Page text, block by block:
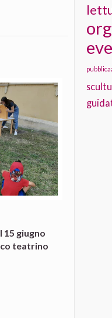
15 giugno
teatrino